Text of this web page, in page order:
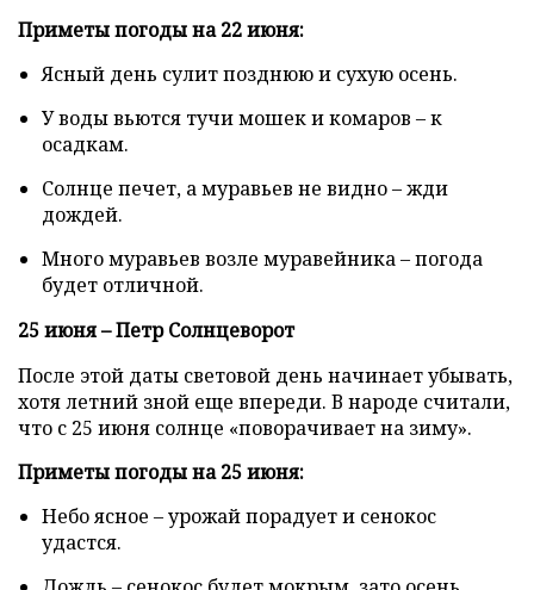
Приметы погоды на 22 июня:
Ясный день сулит позднюю и сухую осень.
У воды вьются тучи мошек и комаров – к
осадкам.
Солнце печет, а муравьев не видно – жди
дождей.
Много муравьев возле муравейника – погода
будет отличной.
25 июня – Петр Солнцеворот
После этой даты световой день начинает убывать,
хотя летний зной еще впереди. В народе считали,
что с 25 июня солнце «поворачивает на зиму».
Приметы погоды на 25 июня:
Небо ясное – урожай порадует и сенокос
удастся.